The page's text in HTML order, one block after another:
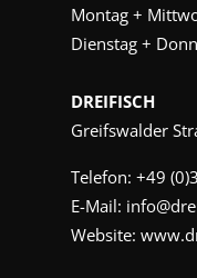
Montag +
Dienstag +
DREIFISCH
Greifswalder
Telefon: +49
E-Mail:
Website: